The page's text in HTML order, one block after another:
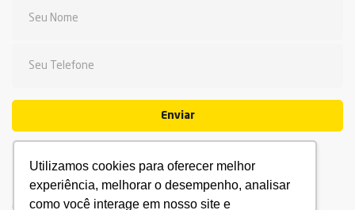
Utilizamos cookies para oferecer melhor
experiência, melhorar o desempenho, analisar
como você interage em nosso site e
Enviar